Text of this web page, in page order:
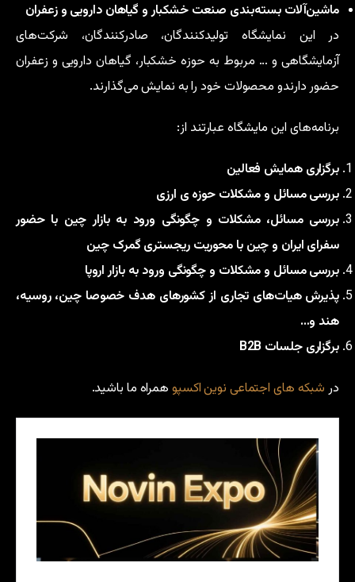
ماشین‌آلات بسته‌بندی صنعت خشکبار و گیاهان دارویی و زعفران
در این نمایشگاه تولیدکنندگان، صادرکنندگان، شرکت‌های
آزمایشگاهی و … مربوط به حوزه خشکبار، گیاهان دارویی و زعفران
حضور دارندو محصولات خود را به نمایش می‌گذارند.
برنامه‌های این مایشگاه عبارتند از:
برگزاری همایش فعالین
بررسی مسائل و مشکلات حوزه ی ارزی
بررسی مسائل، مشکلات و چگونگی ورود به بازار چین با حضور
سفرای ایران و چین با محوریت ریجستری گمرک چین
بررسی مسائل و مشکلات و چگونگی ورود به بازار اروپا
پذیرش هیات‌های تجاری از کشورهای هدف خصوصا چین، روسیه،
هند و…
برگزاری جلسات B2B ‏
در شبکه های اجتماعی نوین اکسپو همراه ما باشید.